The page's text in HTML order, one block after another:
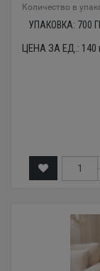
Количество в
УПАКОВКА: 700
ЦЕНА ЗА ЕД.: 140